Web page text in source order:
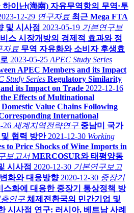
하이난(海南) 자유무역항의 무역·투
12-29 연구자료 최근 Mega FTA
및 시사점 2023-05-19 기본연구보
스 시장개방의 경제적 효과와 정
자료 무역 자유화와 소비자 후생효
2023-05-25 APEC Study Series
APEC Members and its Impact
Study Series Regulatory Similarity
its Impact on Trade 2022-12-16
Effects of Multinational
Value Chains Following
International
26 세계지역전략연구 중남미 국가
협력 방안 2021-12-30 Working
to Price Shocks of Wine Imports in
보고서 MERCOSUR와 태평양동
시사점 2020-12-30 기본연구보고
화와 대응방향 2020-12-30 중장기
스화에 대응한 중장기 통상정책 방
연구 체제전환국의 민간기업 및
시사점 연구: 러시아, 베트남 사례